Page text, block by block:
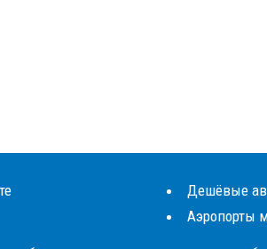
Дешёвые
Аэропорты